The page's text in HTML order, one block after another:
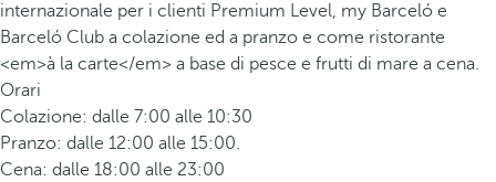
internazionale per i clienti Premium Level, my Barceló e
Barceló Club a colazione ed a pranzo e come ristorante
<em>à la carte</em> a base di pesce e frutti di mare a cena.
Orari
Colazione: dalle 7:00 alle 10:30
Pranzo: dalle 12:00 alle 15:00.
Cena: dalle 18:00 alle 23:00